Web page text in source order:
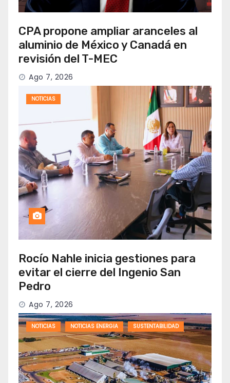
CPA propone ampliar aranceles al
aluminio de México y Canadá en
revisión del T-MEC
Ago 7, 2026
NOTICIAS
Rocío Nahle inicia gestiones para
evitar el cierre del Ingenio San
Pedro
Ago 7, 2026
NOTICIAS NOTICIAS ENERGIA SUSTENTABILIDAD